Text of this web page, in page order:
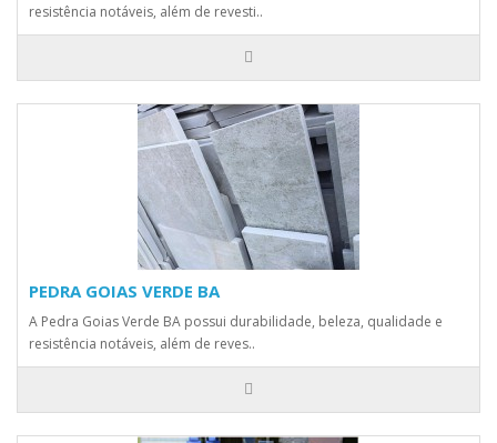
resistência notáveis, além de revesti..
PEDRA GOIAS VERDE BA
A Pedra Goias Verde BA possui durabilidade, beleza, qualidade e
resistência notáveis, além de reves..